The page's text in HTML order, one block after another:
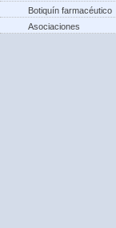
Botiquín farmacéutico
Asociaciones